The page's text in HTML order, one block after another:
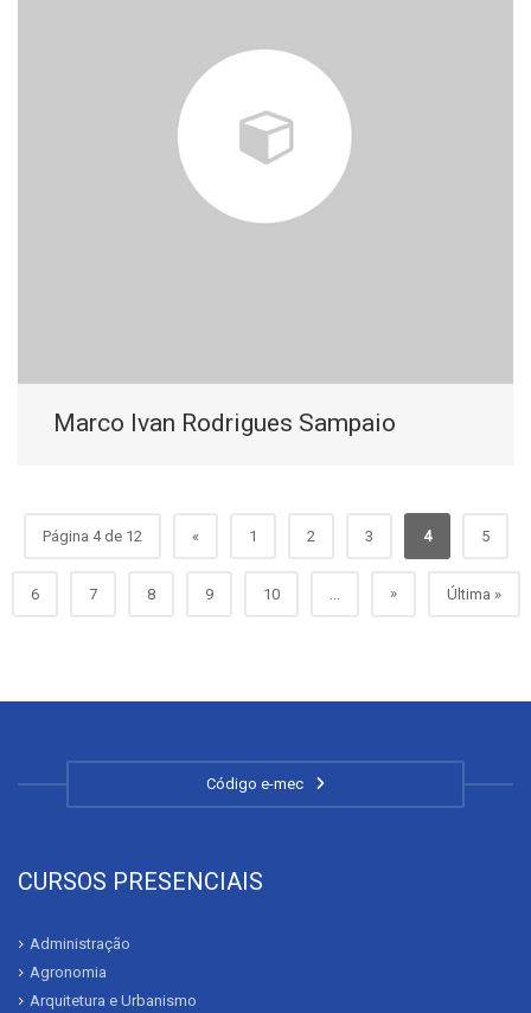
Marco Ivan Rodrigues Sampaio
Página 4 de 12 « 1 2 3 4 5
6 7 8 9 10 ... » Última »
Código e-mec
CURSOS PRESENCIAIS
Administração
Agronomia
Arquitetura e Urbanismo